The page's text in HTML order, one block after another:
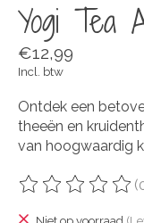
Yogi Tea
€12,99
Incl. btw
Ontdek een
theeën en
van hoogwaardig
De beoordeling